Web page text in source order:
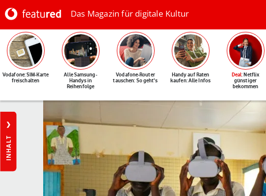
Das Magazin für digitale Kultur
Vodafone: SIM-Karte
freischalten
Alle Samsung-
Handys in
Reihenfolge
Vodafone-Router
tauschen: So geht's
Handy auf Raten
kaufen: Alle Infos
Deal: Netflix
günstiger
bekommen
INHALT